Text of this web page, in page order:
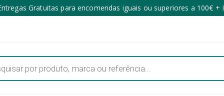
Gratuitas para encomendas iguais ou superiores a 100€ +